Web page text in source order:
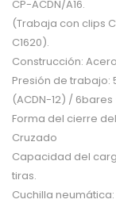
CP-ACDN/A16.
(Trabaja con clips
C1620).
Construcción:
Presión de trabajo:
(ACDN-12) / 6bares
Forma del cierre
Cruzado
Capacidad del
tiras.
Cuchilla neumática: